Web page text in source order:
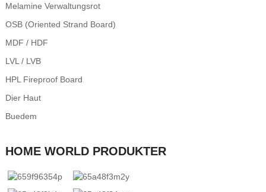
Melamine Verwaltungsrot
OSB (Oriented Strand Board)
MDF / HDF
LVL / LVB
HPL Fireproof Board
Dier Haut
Buedem
HOME WORLD PRODUKTER